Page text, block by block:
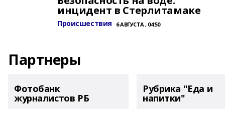
инцидент в Стерлитамаке
Происшествия 6 АВГУСТА , 04:50
Партнеры
Фотобанк
журналистов РБ
Рубрика "Еда и
напитки"